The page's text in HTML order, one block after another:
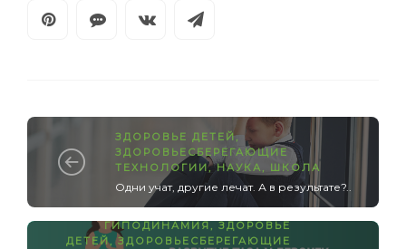
ЗДОРОВЬЕ ДЕТЕЙ,
ЗДОРОВЬЕСБЕРЕГАЮЩИЕ
ТЕХНОЛОГИИ,НАУКА , ШКОЛА
Одни учат, другие лечат. А в результате?..
ГИПОДИНАМИЯ , ЗДОРОВЬЕ
ДЕТЕЙ,ЗДОРОВЬЕСБЕРЕГАЮЩИЕ